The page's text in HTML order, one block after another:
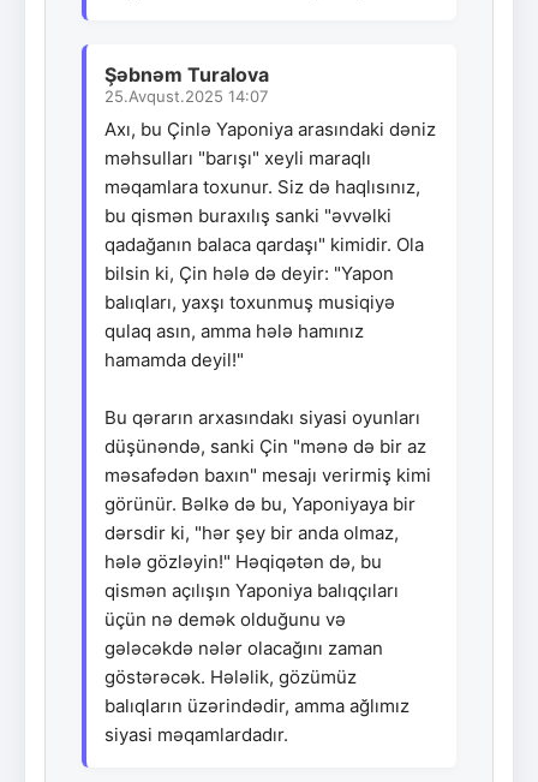
Şəbnəm Turalova
25.Avqust.2025 14:07
Axı, bu Çinlə Yaponiya arasındaki dəniz
məhsulları "barışı" xeyli maraqlı
məqamlara toxunur. Siz də haqlısınız,
bu qismən buraxılış sanki "əvvəlki
qadağanın balaca qardaşı" kimidir. Ola
bilsin ki, Çin hələ də deyir: "Yapon
balıqları, yaxşı toxunmuş musiqiyə
qulaq asın, amma hələ hamınız
hamamda deyil!"
Bu qərarın arxasındakı siyasi oyunları
düşünəndə, sanki Çin "mənə də bir az
məsafədən baxın" mesajı verirmiş kimi
görünür. Bəlkə də bu, Yaponiyaya bir
dərsdir ki, "hər şey bir anda olmaz,
hələ gözləyin!" Həqiqətən də, bu
qismən açılışın Yaponiya balıqçıları
üçün nə demək olduğunu və
gələcəkdə nələr olacağını zaman
göstərəcək. Hələlik, gözümüz
balıqların üzərindədir, amma ağlımız
siyasi məqamlardadır.